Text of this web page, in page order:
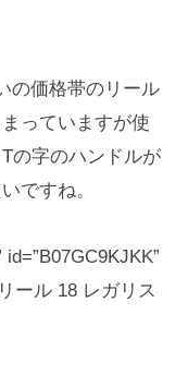
の価格帯のリール
っていますが使
の字のハンドルが
ですね。
ール 18 レガリス